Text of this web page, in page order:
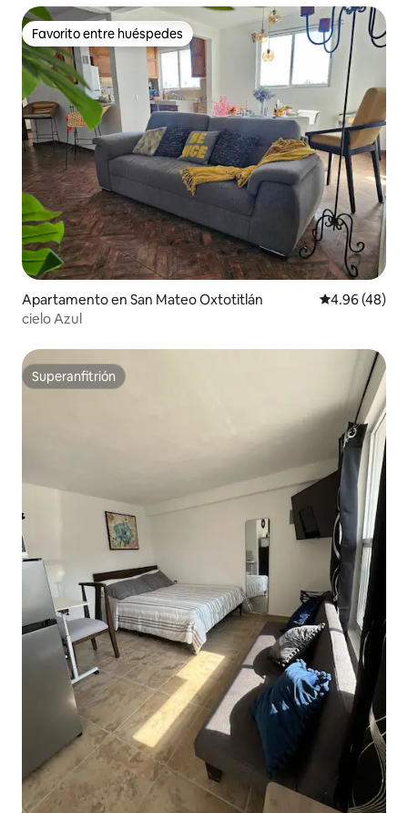
Favorito entre huéspedes
Favorito entre huéspedes
Apartamento en San Mateo Oxtotitlán Calificación
4.96 (48)
cielo Azul
Superanfitrión
Superanfitrión